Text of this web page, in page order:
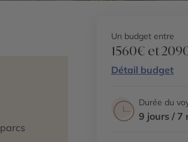
Un budget entre
1560€ et
Détail budget
Durée du
9 jours / 7